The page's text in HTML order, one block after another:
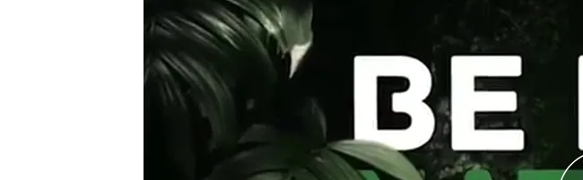
Compartir
'Veterinario al rescate', lunes a viernes a las 13.35
Los casos clínicos a los que se enfrentan el doctor